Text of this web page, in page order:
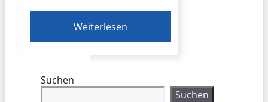
Weiterlesen
Suchen
Suchen